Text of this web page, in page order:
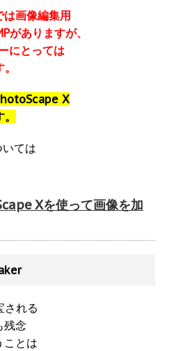
画像編集用
がありますが、
にとっては
X
ては
Xを使って画像を加
される
念
ことは